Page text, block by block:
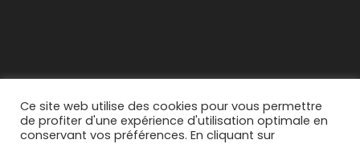
© 2026 Suisse Poulailler MR Sàrl, Chemin de La
Ce site web utilise des cookies pour vous permettre
de profiter d'une expérience d'utilisation optimale en
conservant vos préférences. En cliquant sur